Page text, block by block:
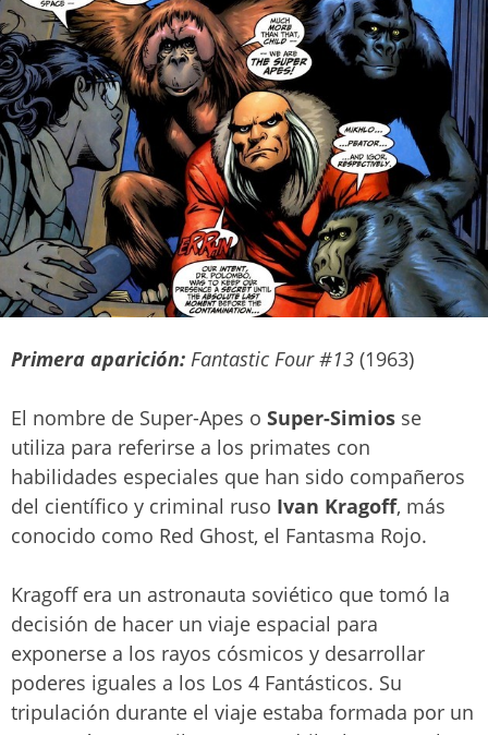
Primera aparición: Fantastic Four #13 (1963)
El nombre de Super-Apes o Super-Simios se
utiliza para referirse a los primates con
habilidades especiales que han sido compañeros
del científico y criminal ruso Ivan Kragoff, más
conocido como Red Ghost, el Fantasma Rojo.
Kragoff era un astronauta soviético que tomó la
decisión de hacer un viaje espacial para
exponerse a los rayos cósmicos y desarrollar
poderes iguales a los Los 4 Fantásticos. Su
tripulación durante el viaje estaba formada por un